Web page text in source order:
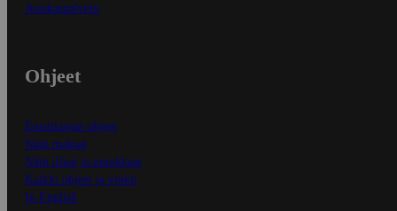
Asiakaspalvelu
Ohjeet
Ensitilaajan ohjeet
Näin maksat
Näin tilaat ja muokkaat
Kaikki ohjeet ja vinkit
In English